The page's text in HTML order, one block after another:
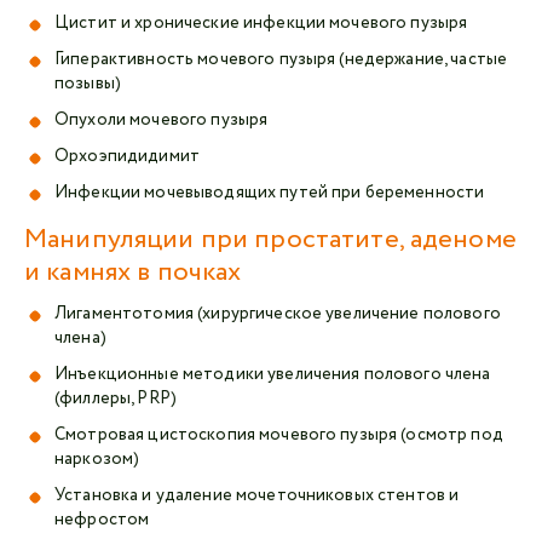
Цистит и хронические инфекции мочевого пузыря
Гиперактивность мочевого пузыря (недержание, частые
позывы)
Опухоли мочевого пузыря
Орхоэпидидимит
Инфекции мочевыводящих путей при беременности
Манипуляции при простатите, аденоме
и камнях в почках
Лигаментотомия (хирургическое увеличение полового
члена)
Инъекционные методики увеличения полового члена
(филлеры, PRP)
Смотровая цистоскопия мочевого пузыря (осмотр под
наркозом)
Установка и удаление мочеточниковых стентов и
нефростом